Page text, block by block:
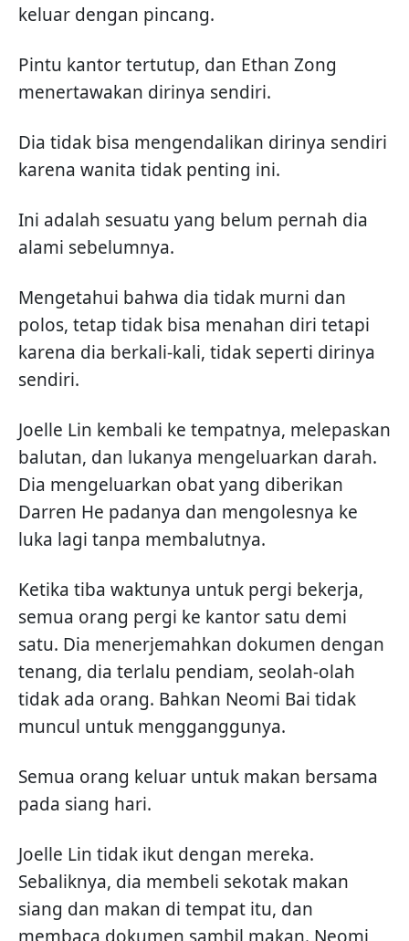
keluar dengan pincang.
Pintu kantor tertutup, dan Ethan Zong
menertawakan dirinya sendiri.
Dia tidak bisa mengendalikan dirinya sendiri
karena wanita tidak penting ini.
Ini adalah sesuatu yang belum pernah dia
alami sebelumnya.
Mengetahui bahwa dia tidak murni dan
polos, tetap tidak bisa menahan diri tetapi
karena dia berkali-kali, tidak seperti dirinya
sendiri.
Joelle Lin kembali ke tempatnya, melepaskan
balutan, dan lukanya mengeluarkan darah.
Dia mengeluarkan obat yang diberikan
Darren He padanya dan mengolesnya ke
luka lagi tanpa membalutnya.
Ketika tiba waktunya untuk pergi bekerja,
semua orang pergi ke kantor satu demi
satu. Dia menerjemahkan dokumen dengan
tenang, dia terlalu pendiam, seolah-olah
tidak ada orang. Bahkan Neomi Bai tidak
muncul untuk mengganggunya.
Semua orang keluar untuk makan bersama
pada siang hari.
Joelle Lin tidak ikut dengan mereka.
Sebaliknya, dia membeli sekotak makan
siang dan makan di tempat itu, dan